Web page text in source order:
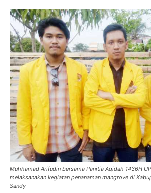
Muhhamad Arifudin bersama Panitia Aqidah 1436H
melaksanakan kegiatan penanaman mangrove di
Sandy